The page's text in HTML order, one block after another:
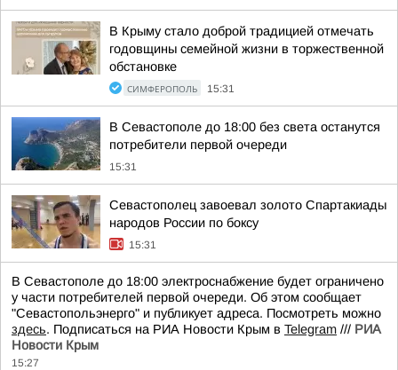
В Крыму стало доброй традицией отмечать
годовщины семейной жизни в торжественной
обстановке
СИМФЕРОПОЛЬ 15:31
В Севастополе до 18:00 без света останутся
потребители первой очереди
15:31
Севастополец завоевал золото Спартакиады
народов России по боксу
15:31
В Севастополе до 18:00 электроснабжение будет ограничено
у части потребителей первой очереди. Об этом сообщает
"Севастопольэнерго" и публикует адреса. Посмотреть можно
здесь. Подписаться на РИА Новости Крым в Telegram /// РИА
Новости Крым
15:27